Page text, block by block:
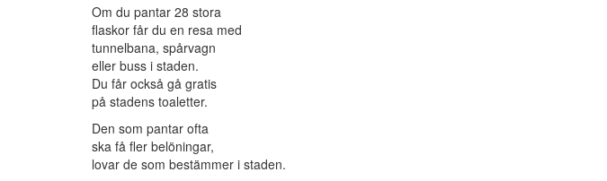
Om du pantar 28 stora
flaskor får du en resa med
tunnelbana, spårvagn
eller buss i staden.
Du får också gå gratis
på stadens toaletter.
Den som pantar ofta
ska få fler belöningar,
lovar de som bestämmer i staden.